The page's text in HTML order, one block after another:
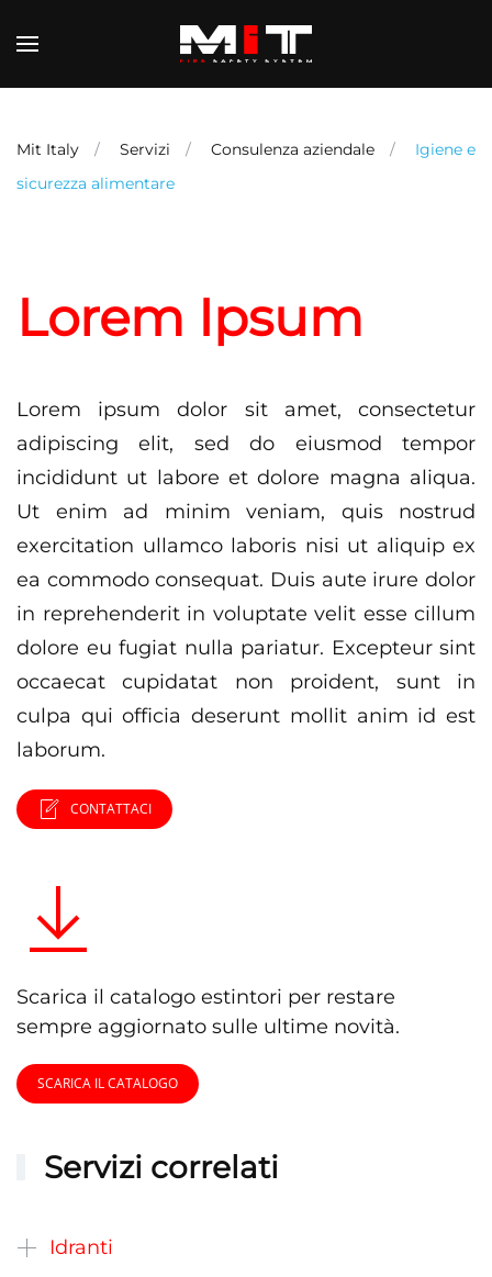
Skip to main content
Mit Italy Servizi Consulenza aziendale
Igiene e
sicurezza alimentare
Lorem Ipsum
Lorem ipsum dolor sit amet, consectetur
adipiscing elit, sed do eiusmod tempor
incididunt ut labore et dolore magna aliqua.
Ut enim ad minim veniam, quis nostrud
exercitation ullamco laboris nisi ut aliquip ex
ea commodo consequat. Duis aute irure dolor
in reprehenderit in voluptate velit esse cillum
dolore eu fugiat nulla pariatur. Excepteur sint
occaecat cupidatat non proident, sunt in
culpa qui officia deserunt mollit anim id est
laborum.
CONTATTACI
Scarica il catalogo estintori per restare
sempre aggiornato sulle ultime novità.
SCARICA IL CATALOGO
Servizi correlati
Idranti